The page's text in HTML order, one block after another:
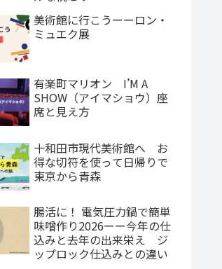
美術館に行こうーーロン・
ミュエク展
有楽町マリオン I’M A
SHOW（アイマショウ）座
席と見え方
十和田市現代美術館へ お
得な切符を使って日帰りで
東京から青森
腸活に！ 電気圧力鍋で簡単
味噌作り2026ーー今年の仕
込みと去年の出来栄え ジ
ップロック仕込みとの違い